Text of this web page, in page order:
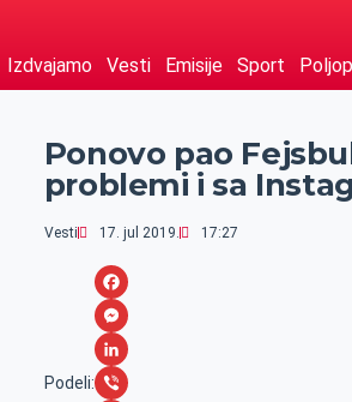
Izdvajamo Vesti Emisije Sport
Ponovo pao
problemi i sa
Vesti 17. jul 2019. 17:27
Podeli:
F
a
c
M
eL